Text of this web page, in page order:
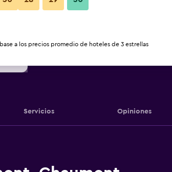
Servicios Opiniones
a los precios promedio de hoteles de 3 estrellas